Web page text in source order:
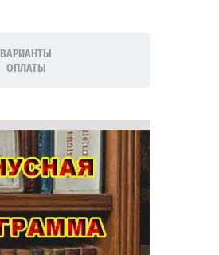
ВАРИАНТЫ
ОПЛАТЫ